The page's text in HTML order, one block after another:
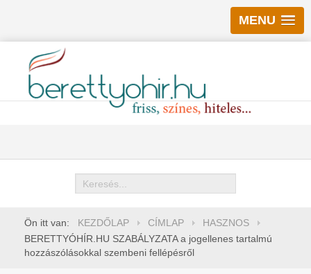
MENU
Keresés
Ön itt van: KEZDŐLAP CÍMLAP
HASZNOS
BERETTYÓHÍR.HU SZABÁLYZATA a jogellenes tartalmú
hozzászólásokkal szembeni fellépésről